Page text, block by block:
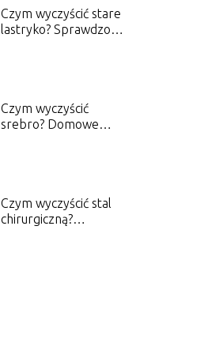
Czym wyczyścić stare
lastryko? Sprawdzone
Czym wyczyścić
srebro? Domowe
Czym wyczyścić stal
chirurgiczną?